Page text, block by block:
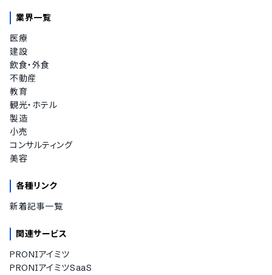
業界一覧
医療
建設
飲食・外食
不動産
教育
観光・ホテル
製造
小売
コンサルティング
美容
各種リンク
新着記事一覧
関連サービス
PRONIアイミツ
PRONIアイミツSaaS